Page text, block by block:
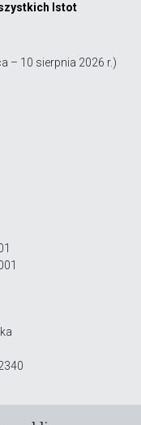
Istot
– 10 sierpnia 2026 r.)